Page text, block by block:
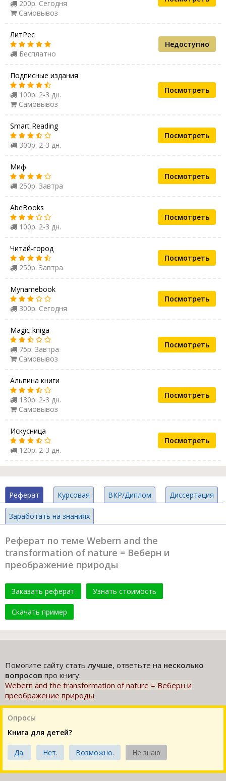
200р. Сегодня
Самовывоз
ЛитРес
Бесплатно
Недоступно
Подписные издания
100р. 2-3 дн.
Самовывоз
Посмотреть
Smart Reading
300р. 2-3 дн.
Посмотреть
Миф
250р. Завтра
Посмотреть
AbeBooks
100р. 2-3 дн.
Посмотреть
Читай-город
250р. Завтра
Посмотреть
Mynamebook
300р. Сегодня
Посмотреть
Magic-kniga
75р. Завтра
Самовывоз
Посмотреть
Альпина книги
130р. 2-3 дн.
Самовывоз
Посмотреть
Искусница
120р. 2-3 дн.
Посмотреть
Реферат Курсовая ВКР/Диплом Диссертация
Заработать на знаниях
Реферат по теме Webern and the
transformation of nature = Веберн и
преображение природы
Заказать реферат Узнать стоимость
Скачать пример
Помогите сайту статьлучше, ответьте на несколько
вопросов про книгу:
Webern and the transformation of nature = Веберн и
преображение природы
Опросы
Книга для детей?
Да. Нет. Возможно. Не знаю